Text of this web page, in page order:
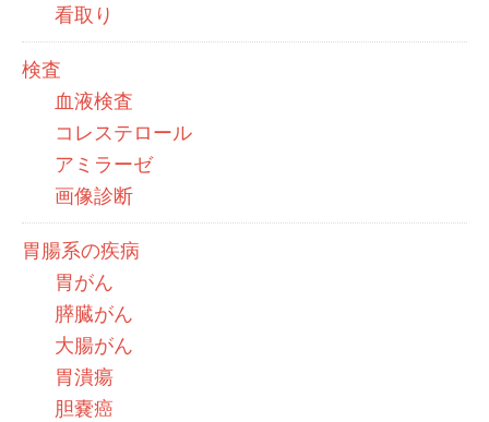
看取り
検査
血液検査
コレステロール
アミラーゼ
画像診断
胃腸系の疾病
胃がん
膵臓がん
大腸がん
胃潰瘍
胆嚢癌